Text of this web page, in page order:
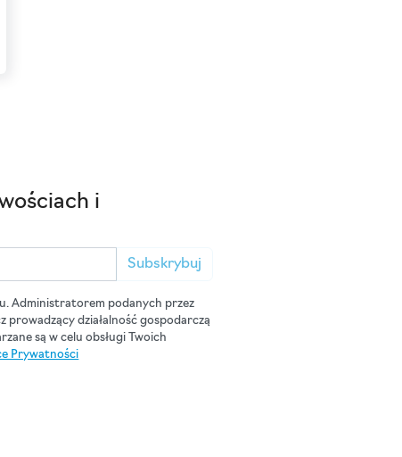
i
Subskrybuj
Administratorem podanych przez
prowadzący działalność gospodarczą
są w celu obsługi Twoich
Prywatności